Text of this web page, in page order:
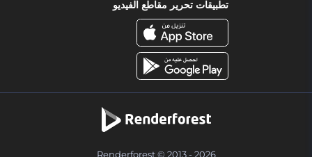
تطبيقات تحرير مقاطع الفيديو
Renderforest © 2013 - 2026